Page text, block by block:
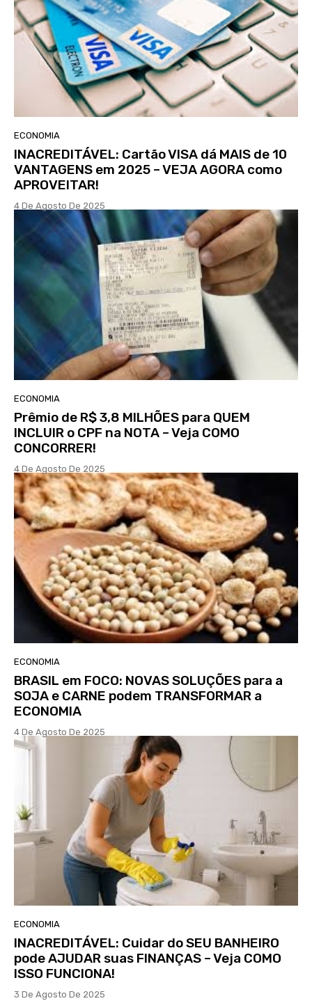
ECONOMIA
INACREDITÁVEL: Cartão VISA dá MAIS de 10
VANTAGENS em 2025 – VEJA AGORA como
APROVEITAR!
4 De Agosto De 2025
ECONOMIA
Prêmio de R$ 3,8 MILHÕES para QUEM
INCLUIR o CPF na NOTA – Veja COMO
CONCORRER!
4 De Agosto De 2025
ECONOMIA
BRASIL em FOCO: NOVAS SOLUÇÕES para a
SOJA e CARNE podem TRANSFORMAR a
ECONOMIA
4 De Agosto De 2025
ECONOMIA
INACREDITÁVEL: Cuidar do SEU BANHEIRO
pode AJUDAR suas FINANÇAS – Veja COMO
ISSO FUNCIONA!
3 De Agosto De 2025